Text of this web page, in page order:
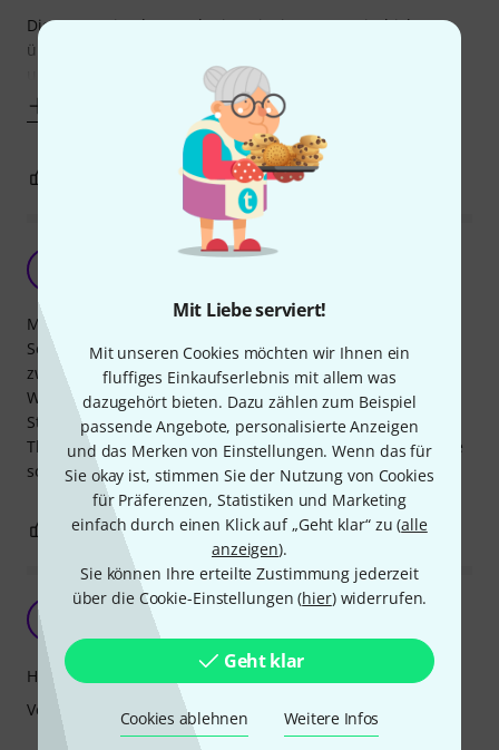
Mit Liebe serviert!
Mit unseren Cookies möchten wir Ihnen ein
fluffiges Einkaufserlebnis mit allem was
dazugehört bieten. Dazu zählen zum Beispiel
passende Angebote, personalisierte Anzeigen
und das Merken von Einstellungen. Wenn das für
Sie okay ist, stimmen Sie der Nutzung von Cookies
für Präferenzen, Statistiken und Marketing
einfach durch einen Klick auf „Geht klar“ zu (alle
anzeigen).
Sie können Ihre erteilte Zustimmung jederzeit
über die Cookie-Einstellungen (hier) widerrufen.
Geht klar
Cookies ablehnen Weitere Infos
Die Unterseite der Tasche ist mit einer Gummischicht
überzogen, dadurch kann auch mal beim Laden in Schnee
und Eis die Bag auf den Boden vor den PKW/LKW gestellt
BEWERTUNG MELDEN
Aller Erste Sahne
Mega Stabiele Tasche. Täglich im Einsatz . Tour geeignet.
Sehr weiter zu empfehlen. Verarbeitung Sehr gut. Preis
zwar etwas happisch. Die Tasche ist besser als ein Case!!!
Weil...Kofferraum wird nicht zerkratz. Tasche hält
Starkregen aus. Ich hab die Marching Snare drin von
Thomann. Passt wegen der Breiten Snareabhebung gerade
so rein . Einfach genial. Danke an das Thomann Team.
0 BEWERTUNG MELDEN
Handling
Verarbeitung